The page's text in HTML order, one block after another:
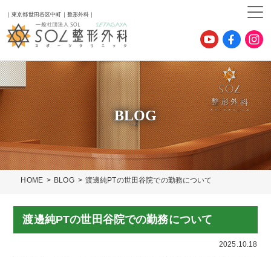
｜東京都世田谷区中町｜整形外科｜
BLOG
HOME BLOG 渡邊純PTの世田谷院での勤務について
渡邊純PTの世田谷院での勤務について
2025.10.18